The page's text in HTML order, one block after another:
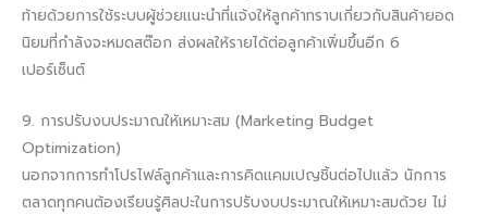
ท้ายด้วยการใช้ระบบผู้ช่วยแนะนำที่แจ้งให้ลูกค้าทราบเกี่ยวกับสินค้ายอด
นิยมที่กำลังจะหมดสต๊อก ส่งผลให้รายได้ต่อลูกค้าเพิ่มขึ้นอีก 6
เปอร์เซ็นต์
9. การปรับงบประมาณให้เหมาะสม (Marketing Budget
Optimization)
นอกจากการทำโปรไฟล์ลูกค้าและการคิดแคมเปญชิ้นต่อไปแล้ว นักการ
ตลาดทุกคนต้องเรียนรู้ศิลปะในการปรับงบประมาณให้เหมาะสมด้วย ไม่